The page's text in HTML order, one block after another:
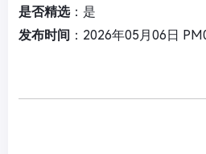
是否精选：是
发布时间 ：2026年05月06日